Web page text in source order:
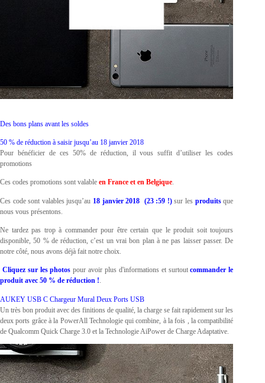
Des bons plans avant les soldes
50 % de réduction à saisir jusqu’au 18 janvier 2018
Pour bénéficier de ces 50% de réduction, il vous suffit d’utiliser les codes
promotions
Ces codes promotions sont valable en France et en Belgique.
Ces code sont valables jusqu’au 18 janvier 2018 (23 :59 !) sur les produitsque
nous vous présentons.
Ne tardez pas trop à commander pour être certain que le produit soit toujours
disponible, 50 % de réduction, c’est un vrai bon plan à ne pas laisser passer. De
notre côté, nous avons déjà fait notre choix.
Cliquez sur les photos pour avoir plus d'informations et surtoutcommander le
produit avec 50 % de réduction !.
AUKEY USB C Chargeur Mural Deux Ports USB
Un très bon produit avec des finitions de qualité, la charge se fait rapidement sur les
deux ports grâce à la PowerAll Technologie qui combine, à la fois , la compatibilité
de Qualcomm Quick Charge 3.0 et la Technologie AiPower de Charge Adaptative.